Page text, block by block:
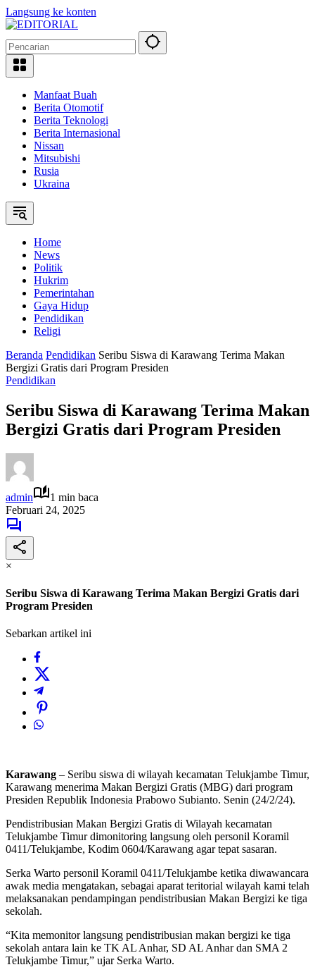
Langsung ke konten
Manfaat Buah
Berita Otomotif
Berita Teknologi
Berita Internasional
Nissan
Mitsubishi
Rusia
Ukraina
Home
News
Politik
Hukrim
Pemerintahan
Gaya Hidup
Pendidikan
Religi
Beranda Pendidikan Seribu Siswa di Karawang Terima Makan
Bergizi Gratis dari Program Presiden
Pendidikan
Seribu Siswa di Karawang Terima Makan
Bergizi Gratis dari Program Presiden
admin
1 min baca
Februari 24, 2025
×
Seribu Siswa di Karawang Terima Makan Bergizi Gratis dari
Program Presiden
Sebarkan artikel ini
Karawang – Seribu siswa di wilayah kecamatan Telukjambe Timur,
Karawang menerima Makan Bergizi Gratis (MBG) dari program
Presiden Republik Indonesia Prabowo Subianto. Senin (24/2/24).
Pendistribusian Makan Bergizi Gratis di Wilayah kecamatan
Telukjambe Timur dimonitoring langsung oleh personil Koramil
0411/Telukjambe, Kodim 0604/Karawang agar tepat sasaran.
Serka Warto personil Koramil 0411/Telukjambe ketika diwawancara
awak media mengatakan, sebagai aparat teritorial wilayah kami telah
melaksanakan pendampingan pendistribusian Makan Bergizi ke tiga
sekolah.
“Kita memonitor langsung pendistribusian makan bergizi ke tiga
sekolah antara lain ke TK AL Anhar, SD AL Anhar dan SMA 2
Telukjambe Timur,” ujar Serka Warto.